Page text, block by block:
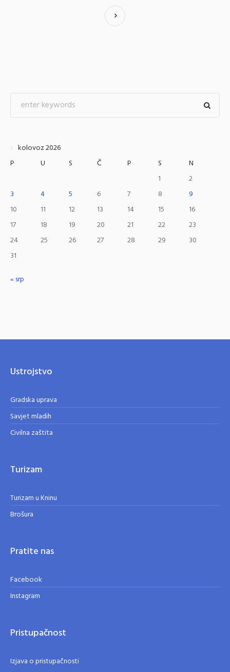
kolovoz 2026
P
U S Č P S
N
1
2
3
4 5 6 7 8
9
10
11 12 13 14 15
16
17
18 19 20 21 22
23
24
25 26 27 28 29
30
31
« srp
Ustrojstvo
Gradska uprava
Savjet mladih
Civilna zaštita
Turizam
Turizam u Kninu
Brošura
Pratite nas
Facebook
Instagram
Pristupačnost
Izjava o pristupačnosti